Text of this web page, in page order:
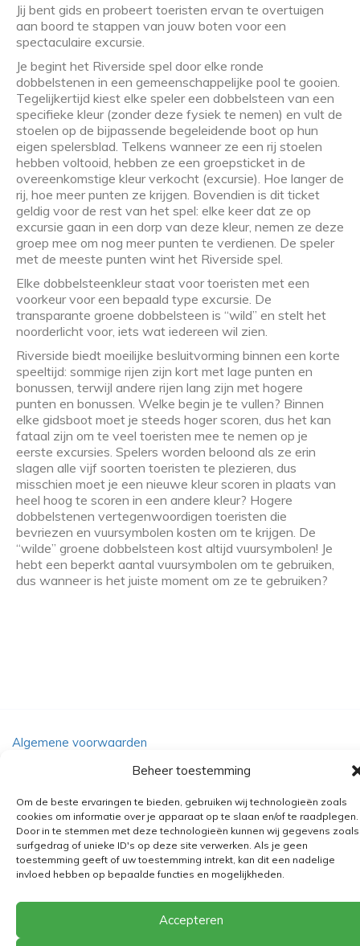
Beheer toestemming
Om de beste ervaringen te bieden, gebruiken wij technologieën zoals
cookies om informatie over je apparaat op te slaan en/of te raadplegen.
Door in te stemmen met deze technologieën kunnen wij gegevens zoals
surfgedrag of unieke ID's op deze site verwerken. Als je geen
toestemming geeft of uw toestemming intrekt, kan dit een nadelige
invloed hebben op bepaalde functies en mogelijkheden.
Accepteren
Jij bent gids en probeert toeristen ervan te overtuigen
aan boord te stappen van jouw boten voor een
spectaculaire excursie.
Je begint het Riverside spel door elke ronde
dobbelstenen in een gemeenschappelijke pool te gooien.
Tegelijkertijd kiest elke speler een dobbelsteen van een
specifieke kleur (zonder deze fysiek te nemen) en vult de
stoelen op de bijpassende begeleidende boot op hun
eigen spelersblad. Telkens wanneer ze een rij stoelen
hebben voltooid, hebben ze een groepsticket in de
overeenkomstige kleur verkocht (excursie). Hoe langer de
rij, hoe meer punten ze krijgen. Bovendien is dit ticket
geldig voor de rest van het spel: elke keer dat ze op
excursie gaan in een dorp van deze kleur, nemen ze deze
groep mee om nog meer punten te verdienen. De speler
met de meeste punten wint het Riverside spel.
Elke dobbelsteenkleur staat voor toeristen met een
voorkeur voor een bepaald type excursie. De
transparante groene dobbelsteen is “wild” en stelt het
noorderlicht voor, iets wat iedereen wil zien.
Riverside biedt moeilijke besluitvorming binnen een korte
speeltijd: sommige rijen zijn kort met lage punten en
bonussen, terwijl andere rijen lang zijn met hogere
punten en bonussen. Welke begin je te vullen? Binnen
elke gidsboot moet je steeds hoger scoren, dus het kan
fataal zijn om te veel toeristen mee te nemen op je
eerste excursies. Spelers worden beloond als ze erin
slagen alle vijf soorten toeristen te plezieren, dus
misschien moet je een nieuwe kleur scoren in plaats van
heel hoog te scoren in een andere kleur? Hogere
dobbelstenen vertegenwoordigen toeristen die
bevriezen en vuursymbolen kosten om te krijgen. De
“wilde” groene dobbelsteen kost altijd vuursymbolen! Je
hebt een beperkt aantal vuursymbolen om te gebruiken,
dus wanneer is het juiste moment om ze te gebruiken?
Algemene voorwaarden
BE 0682.845.059
© 2026The Playground